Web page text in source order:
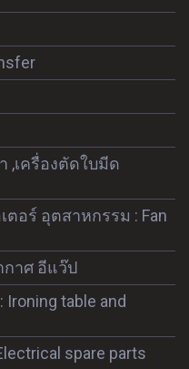
,เครื่องตัดใบมีด
อร์ อุตสาหกรรม : Fan
กาศ อีแว๊ป
table and
spare parts